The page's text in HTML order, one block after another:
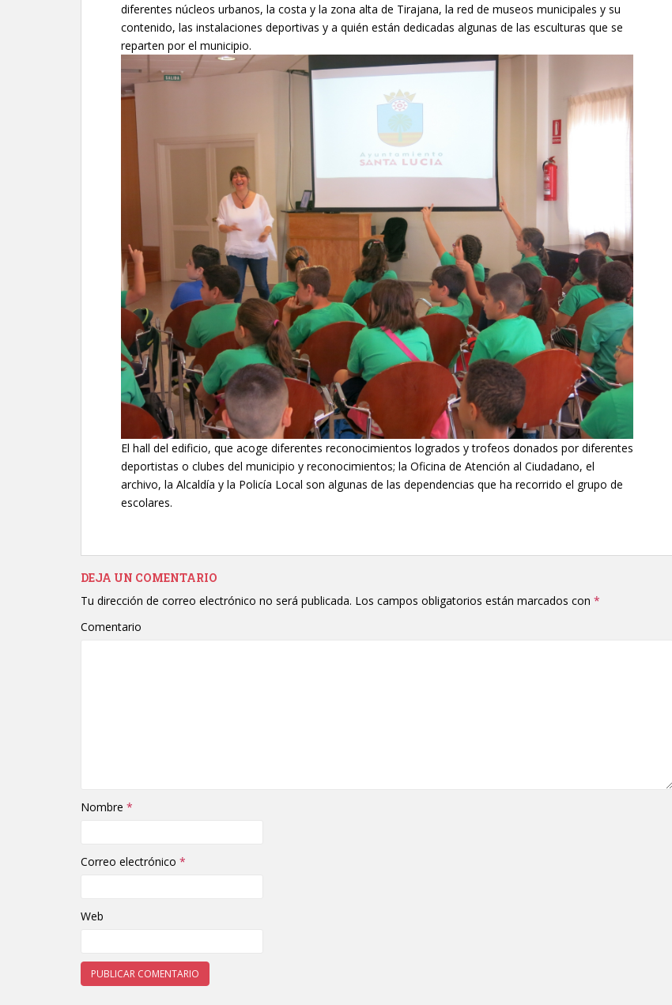
diferentes núcleos urbanos, la costa y la zona alta de Tirajana, la red de museos municipales y su
contenido, las instalaciones deportivas y a quién están dedicadas algunas de las esculturas que se
reparten por el municipio.
El hall del edificio, que acoge diferentes reconocimientos logrados y trofeos donados por diferentes
deportistas o clubes del municipio y reconocimientos; la Oficina de Atención al Ciudadano, el
archivo, la Alcaldía y la Policía Local son algunas de las dependencias que ha recorrido el grupo de
escolares.
DEJA UN COMENTARIO
Tu dirección de correo electrónico no será publicada. Los campos obligatorios están marcados con *
Comentario
Nombre *
Correo electrónico *
Web